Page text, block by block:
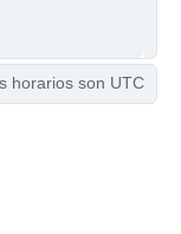
horarios son UTC